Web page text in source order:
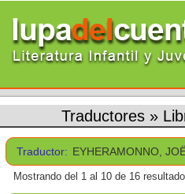
Traductores »
Traductor: EYHERAMONNO,
Mostrando del 1 al 10 de 16